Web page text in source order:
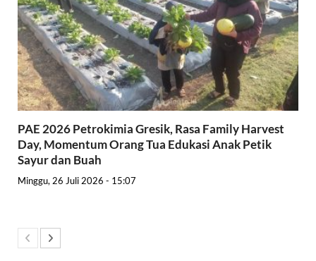
PAE 2026 Petrokimia Gresik, Rasa Family Harvest
Day, Momentum Orang Tua Edukasi Anak Petik
Sayur dan Buah
Minggu, 26 Juli 2026 - 15:07